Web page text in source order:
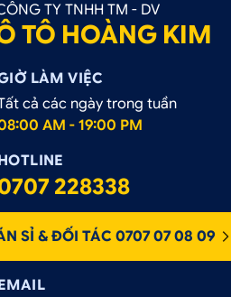
TY TNHH TM - DV
TÔ HOÀNG KIM
LÀM VIỆC
cả các ngày trong tuần
AM - 19:00 PM
228338
SỈ & ĐỐI TÁC 0707 07 08 09